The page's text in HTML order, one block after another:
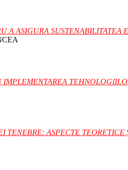
A ASIGURA SUSTENABILITATEA
ASPECTE TEORETICE